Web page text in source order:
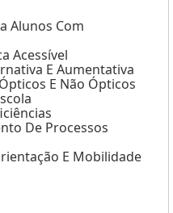
Alunos Com
Acessível
E Aumentativa
E Não Ópticos
De Processos
E Mobilidade